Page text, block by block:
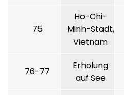
75
Ho-Chi-
Minh-Stadt,
Vietnam
76-77
Erholung
auf See